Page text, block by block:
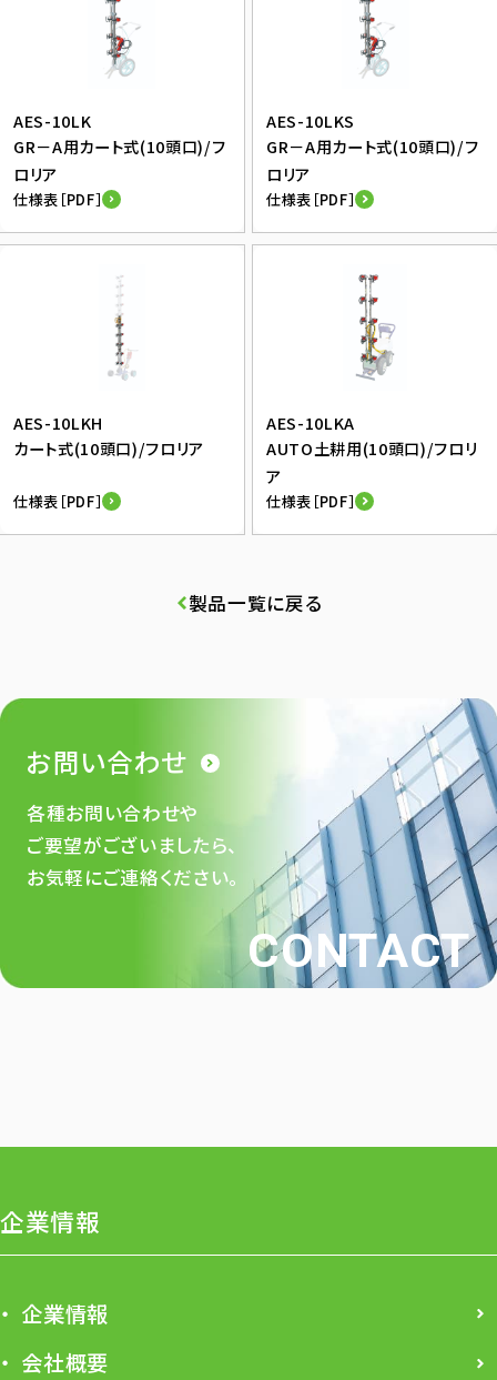
AES-10LK
GR－A用カート式(10頭口)/フ
ロリア
仕様表［PDF］
AES-10LKS
GR－A用カート式(10頭口)/フ
ロリア
仕様表［PDF］
AES-10LKH
カート式(10頭口)/フロリア
仕様表［PDF］
AES-10LKA
AUTO土耕用(10頭口)/フロリ
ア
仕様表［PDF］
製品一覧に戻る
お問い合わせ
各種お問い合わせや
ご要望がございましたら、
お気軽にご連絡ください。
CONTACT
企業情報
企業情報
会社概要